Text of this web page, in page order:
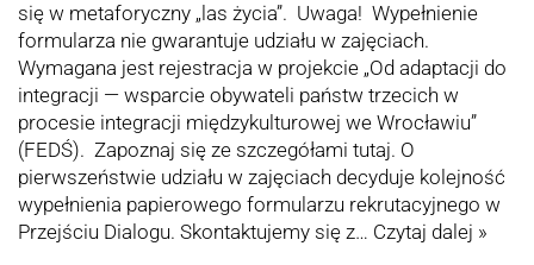
się w metaforyczny „las życia”. Uwaga! Wypełnienie
formularza nie gwarantuje udziału w zajęciach.
Wymagana jest rejestracja w projekcie „Od adaptacji do
integracji — wsparcie obywateli państw trzecich w
procesie integracji międzykulturowej we Wrocławiu”
(FEDŚ). Zapoznaj się ze szczegółami tutaj. O
pierwszeństwie udziału w zajęciach decyduje kolejność
wypełnienia papierowego formularzu rekrutacyjnego w
Przejściu Dialogu. Skontaktujemy się z… Czytaj dalej »